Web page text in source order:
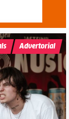
Advertorial